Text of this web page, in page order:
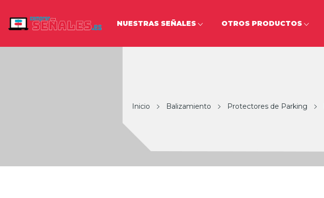
NUESTRAS SEÑALES OTROS PRODUCTOS
Inicio Balizamiento Protectores de Parking